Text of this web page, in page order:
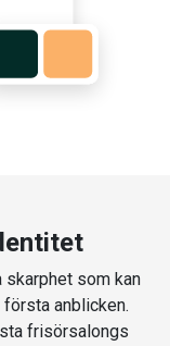
skarphet som kan
anblicken.
frisörsalongs